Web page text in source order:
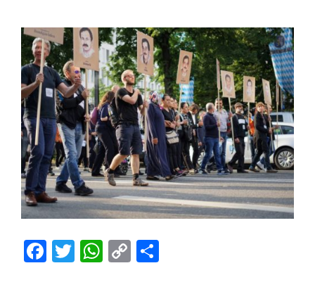
Facebook
Twitter
WhatsApp
Copy